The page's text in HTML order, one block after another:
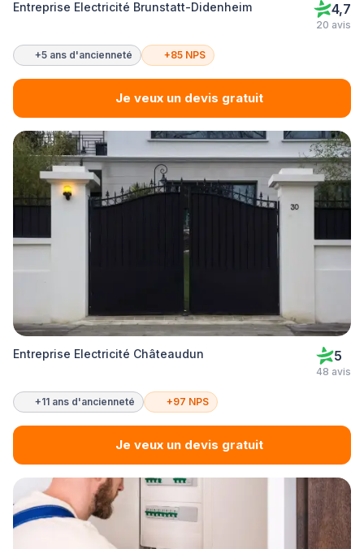
Entreprise Electricité Brunstatt-Didenheim 4,7
20 avis
+5 ans d'ancienneté +85 NPS
Je veux un devis gratuit
Entreprise Electricité Châteaudun 5
48 avis
+11 ans d'ancienneté +97 NPS
Je veux un devis gratuit